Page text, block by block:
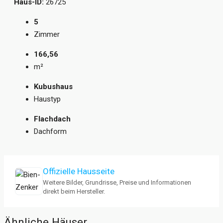
Haus-ID: 26725
5
Zimmer
166,56
m²
Kubushaus
Haustyp
Flachdach
Dachform
Offizielle Hausseite
Weitere Bilder, Grundrisse, Preise und Informationen
direkt beim Hersteller.